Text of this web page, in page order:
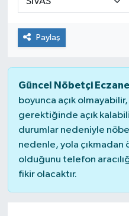
Paylaş
Güncel Nöbetçi
boyunca açık olmayabilir,
gerektiğinde açık
durumlar nedeniyle
nedenle, yola çıkmadan
olduğunu telefon
fikir olacaktır.
Magazin
Özel Haber
Resmi İlan
Sağlık